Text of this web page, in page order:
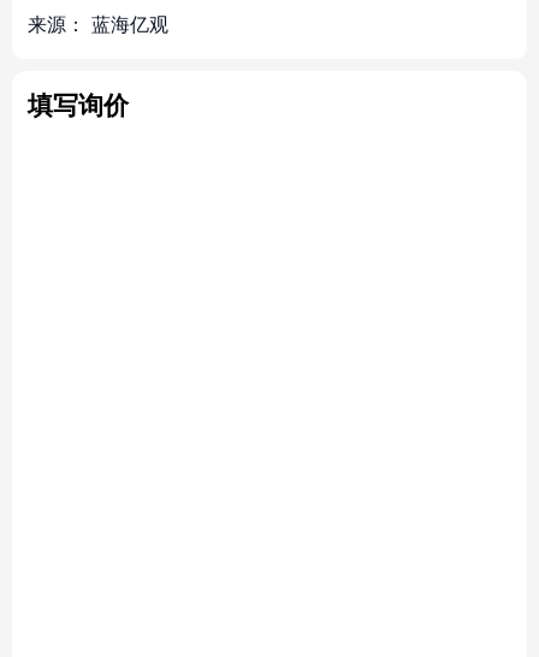
来源： 蓝海亿观
填写询价